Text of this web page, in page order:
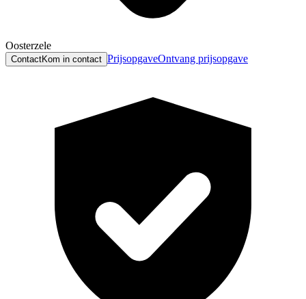
Oosterzele
ContactKom in contact PrijsopgaveOntvang prijsopgave